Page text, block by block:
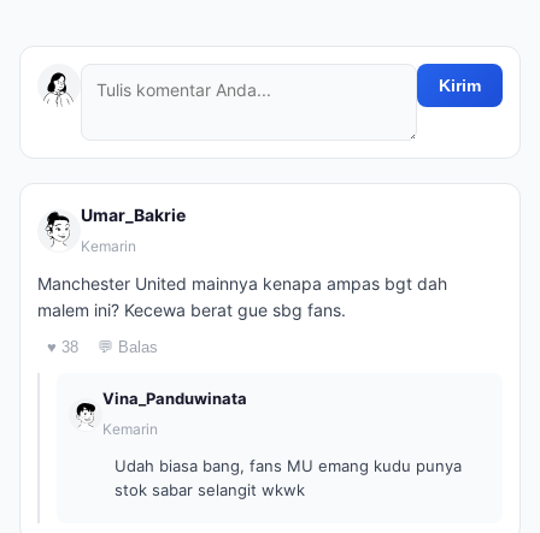
Kirim
Umar_Bakrie
Kemarin
Manchester United mainnya kenapa ampas bgt dah
malem ini? Kecewa berat gue sbg fans.
♥ 38 💬 Balas
Vina_Panduwinata
Kemarin
Udah biasa bang, fans MU emang kudu punya
stok sabar selangit wkwk